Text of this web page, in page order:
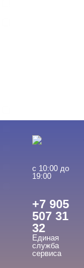
Акригель
Уф-Гель
Показать все
ТИПЫ ГЕЛЕЙ
с 10:00 до
19:00
+7 905
507 31
32
Единая
служба
сервиса